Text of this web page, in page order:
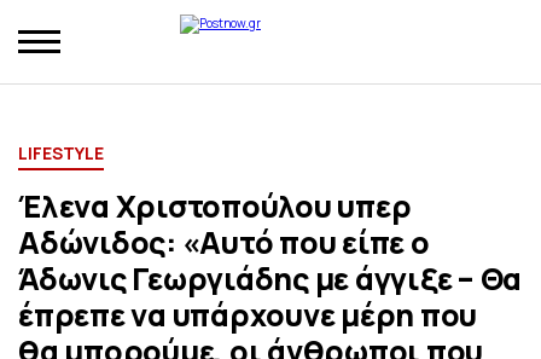
LIFESTYLE
Έλενα Χριστοπούλου υπερ
Aδώνιδος: «Αυτό που είπε ο
Άδωνις Γεωργιάδης με άγγιξε – Θα
έπρεπε να υπάρχουνε μέρη που